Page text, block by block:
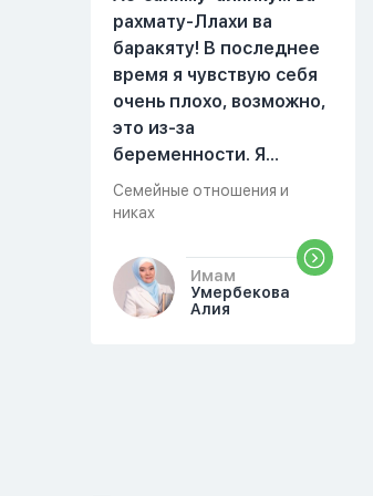
рахмату-Ллахи ва
баракяту! В последнее
время я чувствую себя
очень плохо, возможно,
это из-за
беременности. Я
разбудила мужа и
рассказала ему, что со
происходит,он потом
обратно ложился спать
это было около
Семейные отношения и
никах
Имам
Умербекова
Алия